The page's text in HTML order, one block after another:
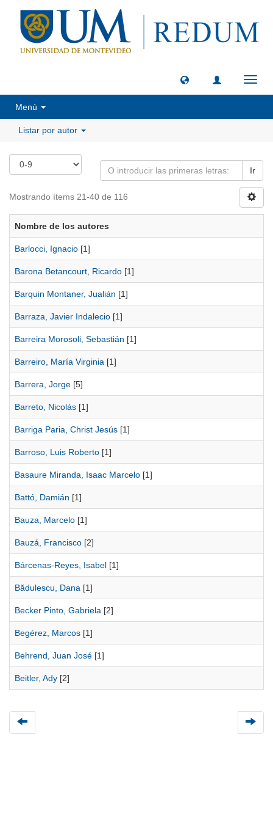
Menú
Listar por autor
Ir
Mostrando ítems 21-40 de 116
Nombre de los autores
Barlocci, Ignacio [1]
Barona Betancourt, Ricardo [1]
Barquin Montaner, Jualián [1]
Barraza, Javier Indalecio [1]
Barreira Morosoli, Sebastián [1]
Barreiro, María Virginia [1]
Barrera, Jorge [5]
Barreto, Nicolás [1]
Barriga Paria, Christ Jesús [1]
Barroso, Luis Roberto [1]
Basaure Miranda, Isaac Marcelo [1]
Battó, Damián [1]
Bauza, Marcelo [1]
Bauzá, Francisco [2]
Bárcenas-Reyes, Isabel [1]
Bădulescu, Dana [1]
Becker Pinto, Gabriela [2]
Begérez, Marcos [1]
Behrend, Juan José [1]
Beitler, Ady [2]